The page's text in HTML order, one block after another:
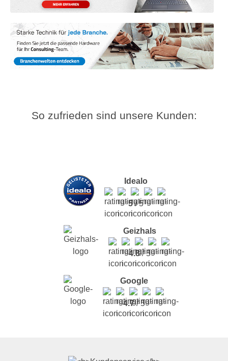
So zufrieden sind unsere Kunden:
Idealo
5/ 5
Geizhals
4.8/ 5
Google
4.7/ 5